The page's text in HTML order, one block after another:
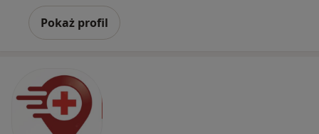
Pokaż profil